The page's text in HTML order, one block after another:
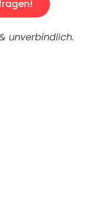
unverbindlich.